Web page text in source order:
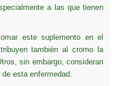
a las que tienen
este suplemento en el
también al cromo la
sin embargo, consideran
esta enfermedad.